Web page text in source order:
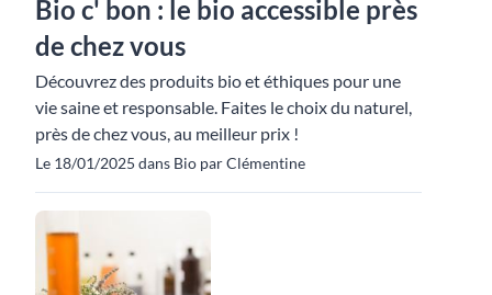
Bio c' bon : le bio accessible près
de chez vous
Découvrez des produits bio et éthiques pour une
vie saine et responsable. Faites le choix du naturel,
près de chez vous, au meilleur prix !
Le 18/01/2025 dans Bio par Clémentine